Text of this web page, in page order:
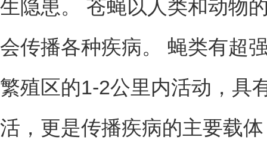
生隐患。 苍蝇以人类和动物
会传播各种疾病。 蝇类有超
繁殖区的1-2公里内活动，具
活，更是传播疾病的主要载